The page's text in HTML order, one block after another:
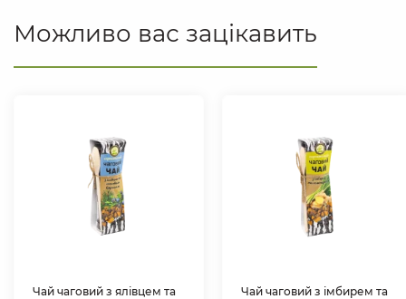
Можливо вас зацікавить
Чай чаговий з ялівцем та
Чай чаговий з імбирем та